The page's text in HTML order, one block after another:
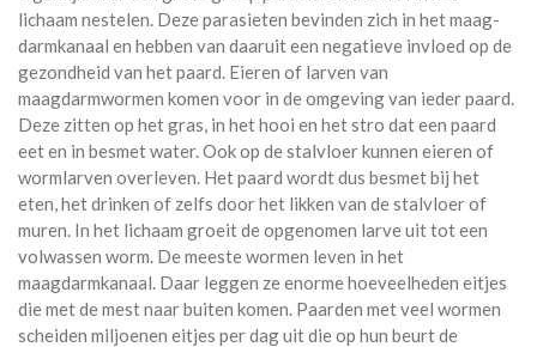
lichaam nestelen. Deze parasieten bevinden zich in het maag-
darmkanaal en hebben van daaruit een negatieve invloed op de
gezondheid van het paard. Eieren of larven van
maagdarmwormen komen voor in de omgeving van ieder paard.
Deze zitten op het gras, in het hooi en het stro dat een paard
eet en in besmet water. Ook op de stalvloer kunnen eieren of
wormlarven overleven. Het paard wordt dus besmet bij het
eten, het drinken of zelfs door het likken van de stalvloer of
muren. In het lichaam groeit de opgenomen larve uit tot een
volwassen worm. De meeste wormen leven in het
maagdarmkanaal. Daar leggen ze enorme hoeveelheden eitjes
die met de mest naar buiten komen. Paarden met veel wormen
scheiden miljoenen eitjes per dag uit die op hun beurt de